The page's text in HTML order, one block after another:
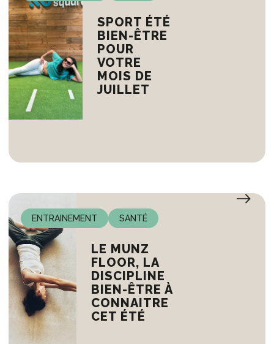
SPORT ÉTÉ
BIEN-ÊTRE
POUR
VOTRE
MOIS DE
JUILLET
ENTRAINEMENT SANTÉ
LE MUNZ
FLOOR, LA
DISCIPLINE
BIEN-ÊTRE À
CONNAITRE
CET ÉTÉ